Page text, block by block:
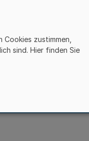
Cookies zustimmen,
sind. Hier finden Sie